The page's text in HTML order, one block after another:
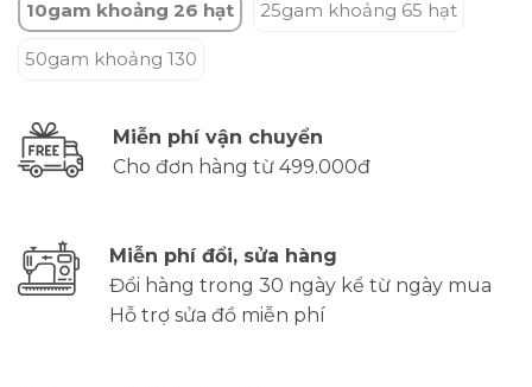
10gam khoảng 26 hạt 25gam khoảng 65 hạt
50gam khoảng 130
Miễn phí vận chuyển
Cho đơn hàng từ 499.000đ
Miễn phí đổi, sửa hàng
Đổi hàng trong 30 ngày kể từ ngày mua
Hỗ trợ sửa đồ miễn phí